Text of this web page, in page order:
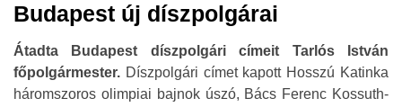
Budapest új díszpolgárai
Átadta Budapest díszpolgári címeit Tarlós István
főpolgármester. Díszpolgári címet kapott Hosszú Katinka
háromszoros olimpiai bajnok úszó, Bács Ferenc Kossuth-